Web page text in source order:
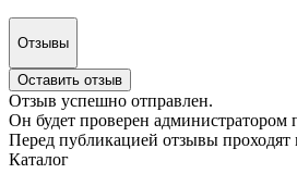
Отзывы
Оставить отзыв
Отзыв успешно отправлен.
Он будет проверен администратором
Перед публикацией отзывы
Каталог